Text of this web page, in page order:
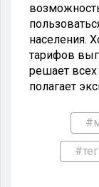
населения.
тарифов
решает всех
полагает